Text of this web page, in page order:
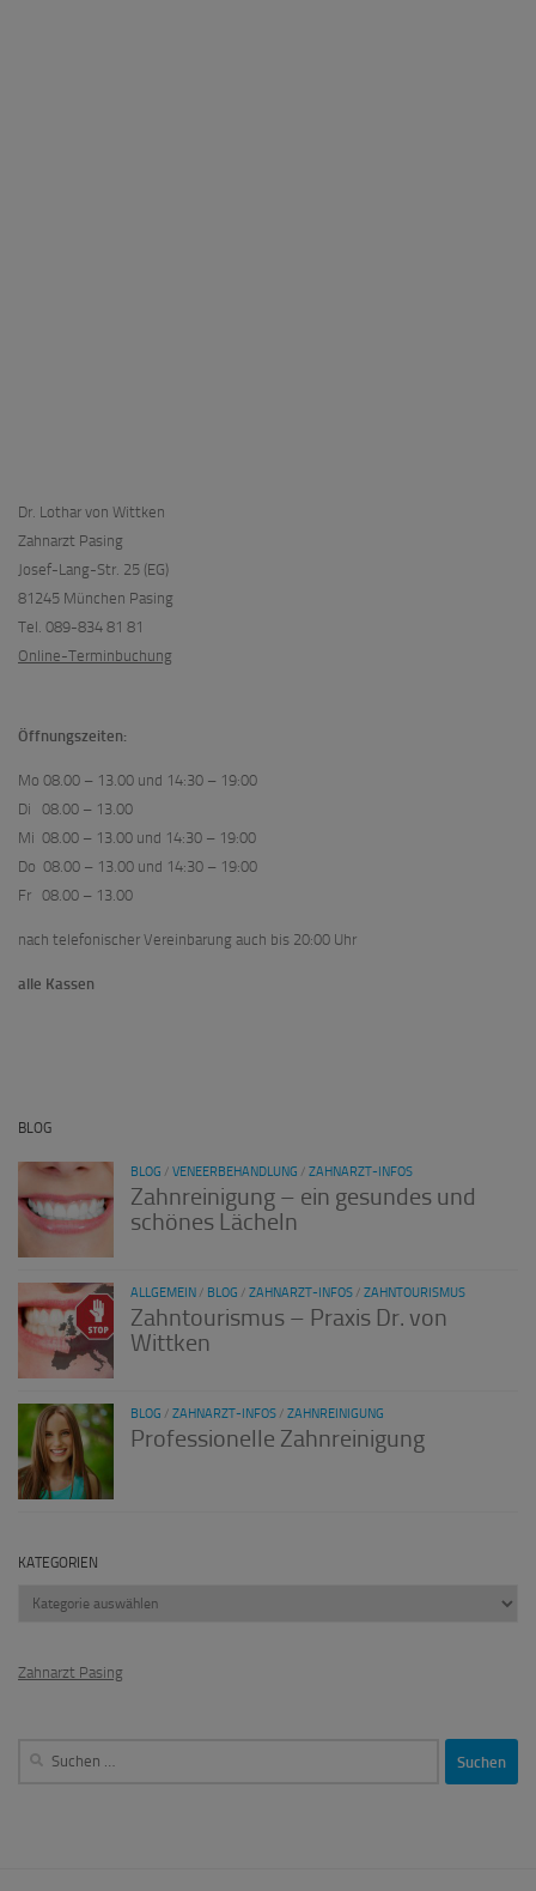
Dr. Lothar von Wittken
Zahnarzt Pasing
Josef-Lang-Str. 25 (EG)
81245 München Pasing
Tel. 089-834 81 81
Online-Terminbuchung
Öffnungszeiten:
Mo 08.00 – 13.00 und 14:30 – 19:00
Di 08.00 – 13.00
Mi 08.00 – 13.00 und 14:30 – 19:00
Do 08.00 – 13.00 und 14:30 – 19:00
Fr 08.00 – 13.00
nach telefonischer Vereinbarung auch bis 20:00 Uhr
alle Kassen
BLOG
BLOG / VENEERBEHANDLUNG / ZAHNARZT-INFOS
Zahnreinigung – ein gesundes und
schönes Lächeln
ALLGEMEIN / BLOG / ZAHNARZT-INFOS / ZAHNTOURISMUS
Zahntourismus – Praxis Dr. von
Wittken
BLOG / ZAHNARZT-INFOS / ZAHNREINIGUNG
Professionelle Zahnreinigung
KATEGORIEN
Kategorien
Zahnarzt Pasing
Suchen